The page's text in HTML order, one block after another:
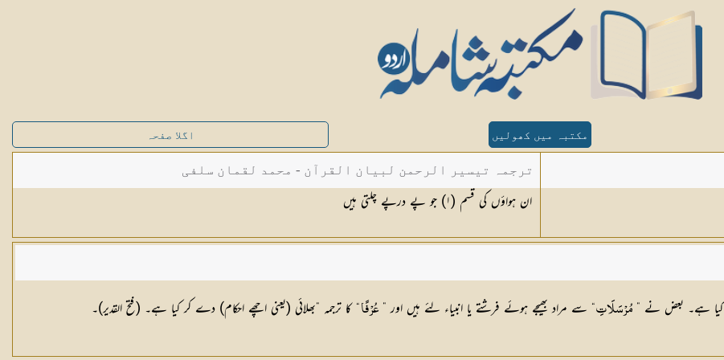
مکتبہ میں کھولیں اگلا صفحہ
ترجمہ تیسیر الرحمن لبیان القرآن - محمد لقمان سلفی
ان ہواؤں کی قسم (١) جو پے درپے چلتی ہیں
مُرْسَلَاتِ“ سے مراد بھیجے ہوئے فرشتے یا انبیاء لئے ہیں اور ”عُرْفًا“ کا ترجمہ ”بھلائی (یعنی اچھے احکام) دے کر کیا ہے۔ (فتح القدیر)۔